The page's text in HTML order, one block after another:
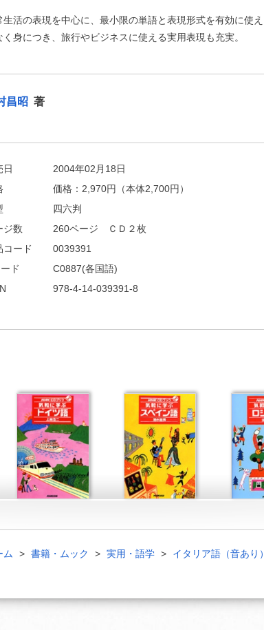
他にも商品を買う
生活の表現を中心に、最小限の単語と表現形式を有効に使
く身につき、旅行やビジネスに使える実用表現も充実。
昌昭 著
日
2004年02月18日
価格： 2,970円（本体2,700円）
四六判
ジ数
260ページ ＣＤ２枚
コード
0039391
ド
C0887(各国語)
978-4-14-039391-8
ム 書籍・ムック 実用・語学 イタリア語（音あり）